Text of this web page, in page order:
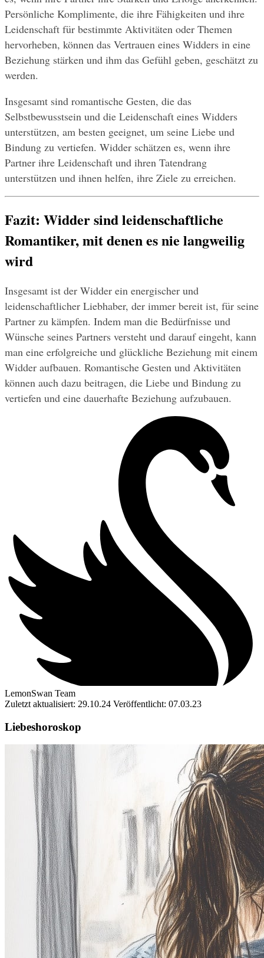
Persönliche Komplimente, die ihre Fähigkeiten und ihre
Leidenschaft für bestimmte Aktivitäten oder Themen
hervorheben, können das Vertrauen eines Widders in eine
Beziehung stärken und ihm das Gefühl geben, geschätzt zu
werden.
Insgesamt sind romantische Gesten, die das
Selbstbewusstsein und die Leidenschaft eines Widders
unterstützen, am besten geeignet, um seine Liebe und
Bindung zu vertiefen. Widder schätzen es, wenn ihre
Partner ihre Leidenschaft und ihren Tatendrang
unterstützen und ihnen helfen, ihre Ziele zu erreichen.
Fazit: Widder sind leidenschaftliche
Romantiker, mit denen es nie langweilig
wird
Insgesamt ist der Widder ein energischer und
leidenschaftlicher Liebhaber, der immer bereit ist, für seine
Partner zu kämpfen. Indem man die Bedürfnisse und
Wünsche seines Partners versteht und darauf eingeht, kann
man eine erfolgreiche und glückliche Beziehung mit einem
Widder aufbauen. Romantische Gesten und Aktivitäten
können auch dazu beitragen, die Liebe und Bindung zu
vertiefen und eine dauerhafte Beziehung aufzubauen.
LemonSwan Team
Zuletzt aktualisiert: 29.10.24 Veröffentlicht: 07.03.23
Liebeshoroskop